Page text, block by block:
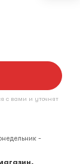
с вами и уточнят
-